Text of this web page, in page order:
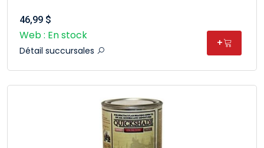
46,99 $
Web : En stock
Détail succursales
+